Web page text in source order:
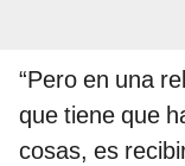
“Pero en una
que tiene que
cosas, es